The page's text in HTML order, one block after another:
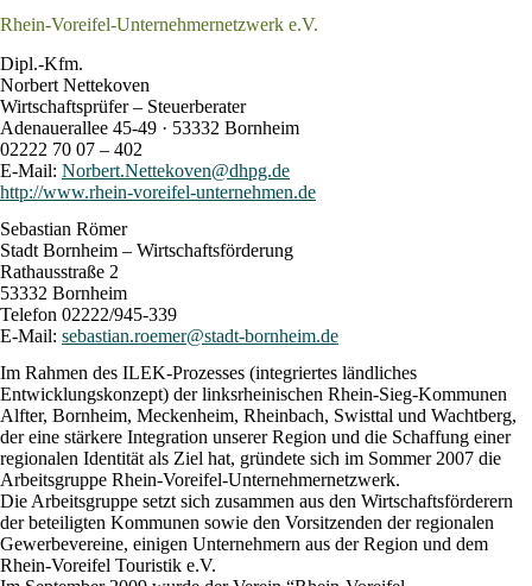
Rhein-Voreifel-Unternehmernetzwerk e.V.
Dipl.-Kfm.
Norbert Nettekoven
Wirtschaftsprüfer – Steuerberater
Adenauerallee 45-49 · 53332 Bornheim
02222 70 07 – 402
E-Mail: Norbert.Nettekoven@dhpg.de
http://www.rhein-voreifel-unternehmen.de
Sebastian Römer
Stadt Bornheim – Wirtschaftsförderung
Rathausstraße 2
53332 Bornheim
Telefon 02222/945-339
E-Mail: sebastian.roemer@stadt-bornheim.de
Im Rahmen des ILEK-Prozesses (integriertes ländliches
Entwicklungskonzept) der linksrheinischen Rhein-Sieg-Kommunen
Alfter, Bornheim, Meckenheim, Rheinbach, Swisttal und Wachtberg,
der eine stärkere Integration unserer Region und die Schaffung einer
regionalen Identität als Ziel hat, gründete sich im Sommer 2007 die
Arbeitsgruppe Rhein-Voreifel-Unternehmernetzwerk.
Die Arbeitsgruppe setzt sich zusammen aus den Wirtschaftsförderern
der beteiligten Kommunen sowie den Vorsitzenden der regionalen
Gewerbevereine, einigen Unternehmern aus der Region und dem
Rhein-Voreifel Touristik e.V.